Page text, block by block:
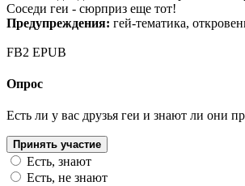
Соседи геи - сюрприз еще тот!
Предупреждения: гей-тематика,
FB2 EPUB
Опрос
Есть ли у вас друзья геи и знают ли они
Принять участие
Есть, знают
Есть, не знают